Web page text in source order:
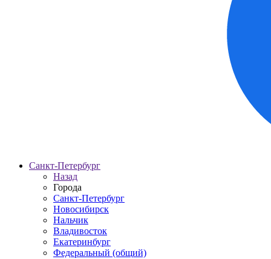
Санкт-Петербург
Назад
Города
Санкт-Петербург
Новосибирск
Нальчик
Владивосток
Екатеринбург
Федеральный (общий)